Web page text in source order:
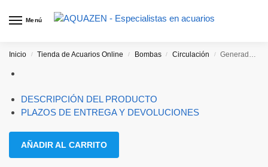
Menú
Inicio / Tienda de Acuarios Online / Bombas / Circulación / Generador de Olas AQ8000
DESCRIPCIÓN DEL PRODUCTO
PLAZOS DE ENTREGA Y DEVOLUCIONES
AÑADIR AL CARRITO